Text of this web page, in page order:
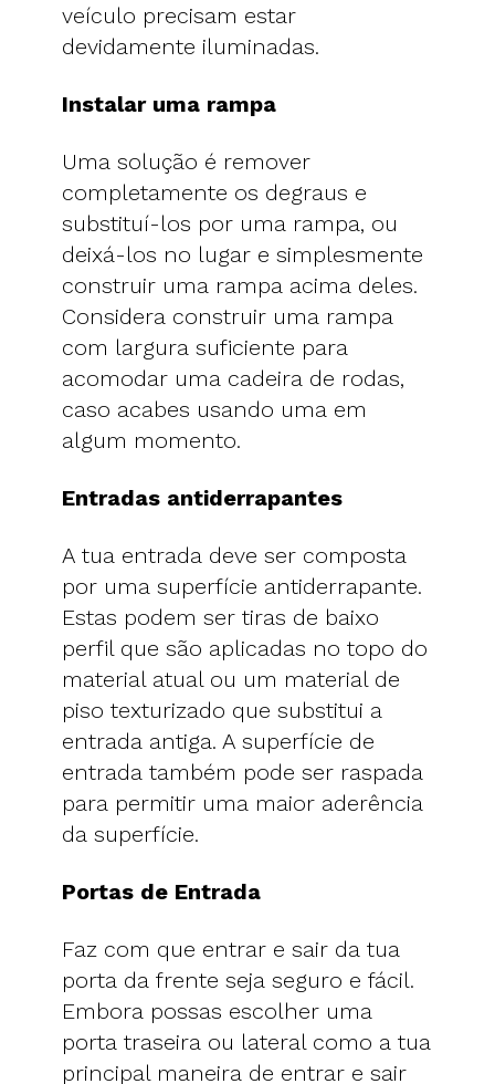
veículo precisam estar
devidamente iluminadas.
Instalar uma rampa
Uma solução é remover
completamente os degraus e
substituí-los por uma rampa, ou
deixá-los no lugar e simplesmente
construir uma rampa acima deles.
Considera construir uma rampa
com largura suficiente para
acomodar uma cadeira de rodas,
caso acabes usando uma em
algum momento.
Entradas antiderrapantes
A tua entrada deve ser composta
por uma superfície antiderrapante.
Estas podem ser tiras de baixo
perfil que são aplicadas no topo do
material atual ou um material de
piso texturizado que substitui a
entrada antiga. A superfície de
entrada também pode ser raspada
para permitir uma maior aderência
da superfície.
Portas de Entrada
Faz com que entrar e sair da tua
porta da frente seja seguro e fácil.
Embora possas escolher uma
porta traseira ou lateral como a tua
principal maneira de entrar e sair